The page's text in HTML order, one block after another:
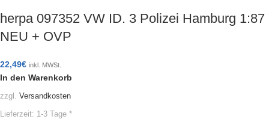
herpa 097352 VW ID. 3 Polizei Hamburg 1:87
NEU + OVP
22,49€ inkl. MWSt.
In den Warenkorb
zzgl. Versandkosten
Lieferzeit: 1-3 Tage *